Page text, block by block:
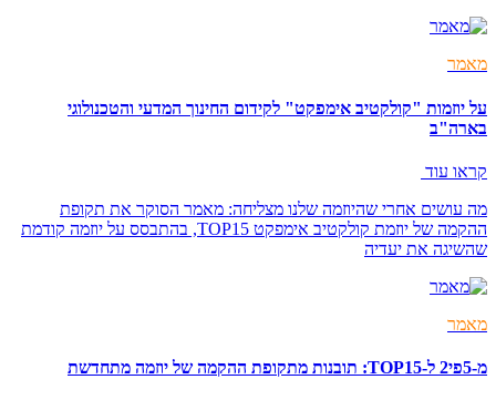
מאמר
על יוזמות "קולקטיב אימפקט" לקידום החינוך המדעי והטכנולוגי
בארה"ב
קראו עוד
מה עושים אחרי שהיוזמה שלנו מצליחה: מאמר הסוקר את תקופת
ההקמה של יוזמת קולקטיב אימפקט TOP15, בהתבסס על יוזמה קודמת
שהשיגה את יעדיה
מאמר
מ-5פי2 ל-TOP15: תובנות מתקופת ההקמה של יוזמה מתחדשת